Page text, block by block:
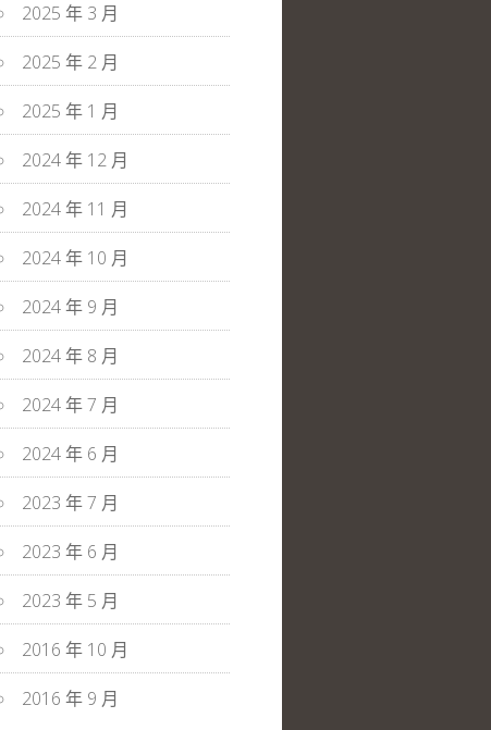
2025 年 3 月
2025 年 2 月
2025 年 1 月
2024 年 12 月
2024 年 11 月
2024 年 10 月
2024 年 9 月
2024 年 8 月
2024 年 7 月
2024 年 6 月
2023 年 7 月
2023 年 6 月
2023 年 5 月
2016 年 10 月
2016 年 9 月